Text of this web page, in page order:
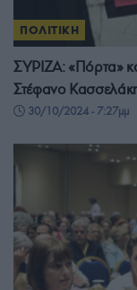
ΠΟΛΙΤΙΚΗ
ΣΥΡΙΖΑ: «Πόρτα»
Στέφανο
30/10/2024 - 7:27μμ